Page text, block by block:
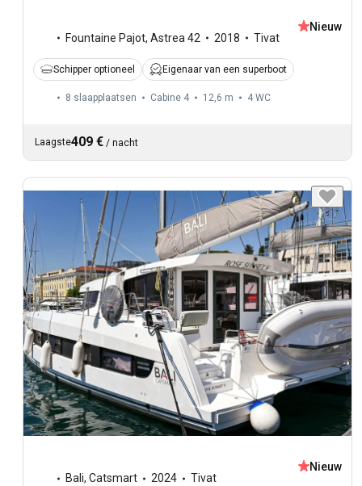
Fountaine Pajot, Astrea 42 2018 Tivat
Nieuw
Schipper optioneel Eigenaar van een superboot
8 slaapplaatsen Cabine 4 12,6 m 4 WC
Laagste409 € / nacht
Bali, Catsmart 2024 Tivat
Nieuw